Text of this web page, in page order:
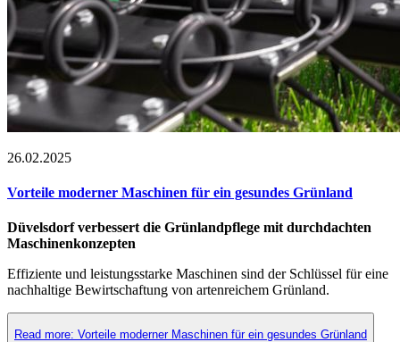
26.02.2025
Vorteile moderner Maschinen für ein gesundes Grünland
Düvelsdorf verbessert die Grünlandpflege mit durchdachten
Maschinenkonzepten
Effiziente und leistungsstarke Maschinen sind der Schlüssel für eine
nachhaltige Bewirtschaftung von artenreichem Grünland.
Read more: Vorteile moderner Maschinen für ein gesundes Grünland